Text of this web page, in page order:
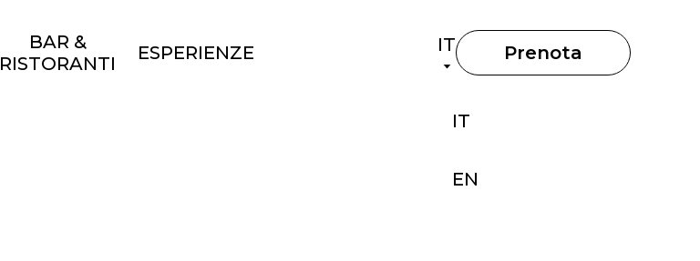
BAR &
RISTORANTI
ESPERIENZE IT
IT
EN
Prenota